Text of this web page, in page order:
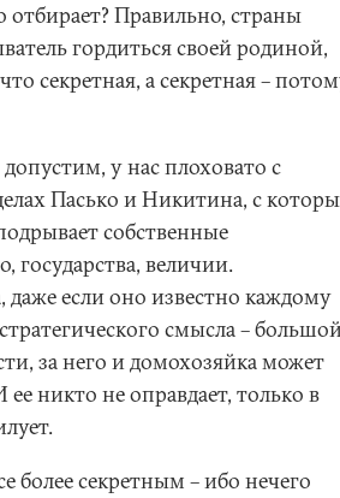
Правильно, страны
гордиться своей родиной,
секретная, а секретная –
у нас плоховато с
Пасько и Никитина, с
собственные
государства, величии.
если оно известно каждому
смысла –
за него и домохозяйка может
никто не оправдает, только в
более секретным – ибо нечего